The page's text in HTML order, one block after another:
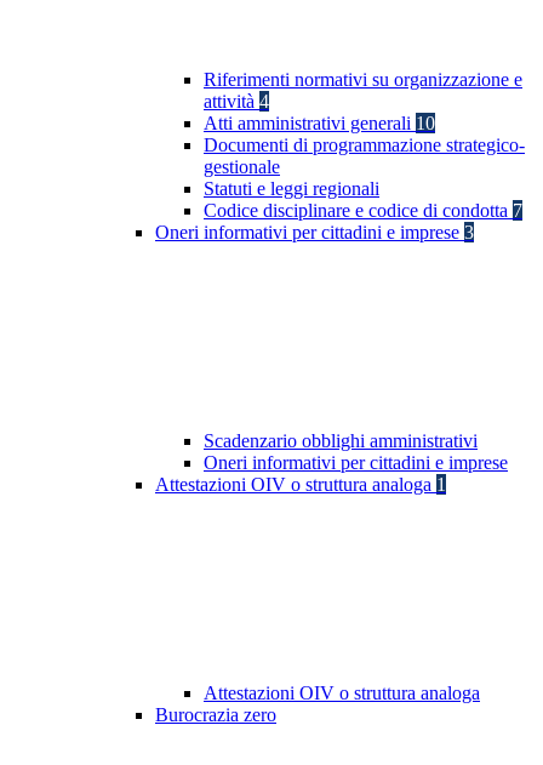
Riferimenti normativi su organizzazione e
attività 4
Atti amministrativi generali 10
Documenti di programmazione strategico-
gestionale
Statuti e leggi regionali
Codice disciplinare e codice di condotta 7
Oneri informativi per cittadini e imprese 3
Scadenzario obblighi amministrativi
Oneri informativi per cittadini e imprese
Attestazioni OIV o struttura analoga 1
Attestazioni OIV o struttura analoga
Burocrazia zero